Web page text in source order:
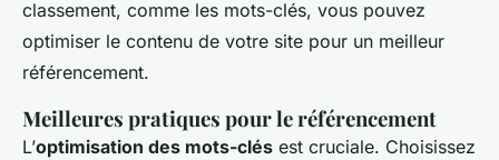
classement, comme les mots-clés, vous pouvez
optimiser le contenu de votre site pour un meilleur
référencement.
Meilleures pratiques pour le référencement
L’optimisation des mots-clés est cruciale. Choisissez